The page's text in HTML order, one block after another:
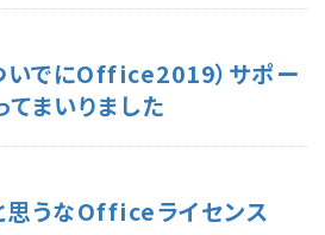
でにOffice2019）サポー
まいりました
思うなOfficeライセンス